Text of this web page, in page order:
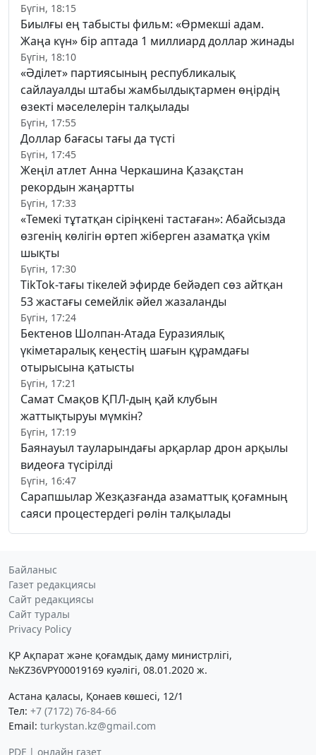
Бүгін, 18:15
Биылғы ең табысты фильм: «Өрмекші адам.
Жаңа күн» бір аптада 1 миллиард доллар жинады
Бүгін, 18:10
«Әділет» партиясының республикалық
сайлауалды штабы жамбылдықтармен өңірдің
өзекті мәселелерін талқылады
Бүгін, 17:55
Доллар бағасы тағы да түсті
Бүгін, 17:45
Жеңіл атлет Анна Черкашина Қазақстан
рекордын жаңартты
Бүгін, 17:33
«Темекі тұтатқан сіріңкені тастаған»: Абайсызда
өзгенің көлігін өртеп жіберген азаматқа үкім
шықты
Бүгін, 17:30
TikTok-тағы тікелей эфирде бейәдеп сөз айтқан
53 жастағы семейлік әйел жазаланды
Бүгін, 17:24
Бектенов Шолпан-Атада Еуразиялық
үкіметаралық кеңестің шағын құрамдағы
отырысына қатысты
Бүгін, 17:21
Самат Смақов ҚПЛ-дың қай клубын
жаттықтыруы мүмкін?
Бүгін, 17:19
Баянауыл тауларындағы арқарлар дрон арқылы
видеоға түсірілді
Бүгін, 16:47
Сарапшылар Жезқазғанда азаматтық қоғамның
саяси процестердегі рөлін талқылады
Байланыс
Газет редакциясы
Сайт редакциясы
Сайт туралы
Privacy Policy
ҚР Ақпарат және қоғамдық даму министрлігі,
№KZ36VPY00019169 куәлігі, 08.01.2020 ж.
Астана қаласы, Қонаев көшесі, 12/1
Тел: +7 (7172) 76-84-66
Email: turkystan.kz@gmail.com
PDF | онлайн газет